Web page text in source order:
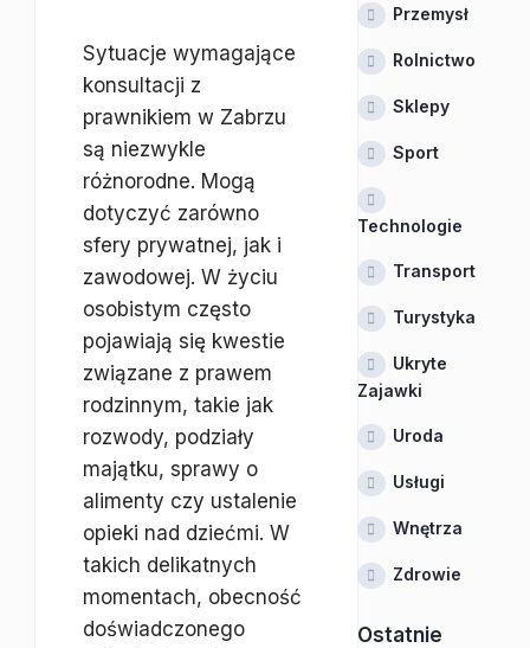
Sytuacje wymagające
konsultacji z
prawnikiem w Zabrzu
są niezwykle
różnorodne. Mogą
dotyczyć zarówno
sfery prywatnej, jak i
zawodowej. W życiu
osobistym często
pojawiają się kwestie
związane z prawem
rodzinnym, takie jak
rozwody, podziały
majątku, sprawy o
alimenty czy ustalenie
opieki nad dziećmi. W
takich delikatnych
momentach, obecność
doświadczonego
Przemysł
Rolnictwo
Sklepy
Sport
Technologie
Transport
Turystyka
Ukryte
Zajawki
Uroda
Usługi
Wnętrza
Zdrowie
Ostatnie